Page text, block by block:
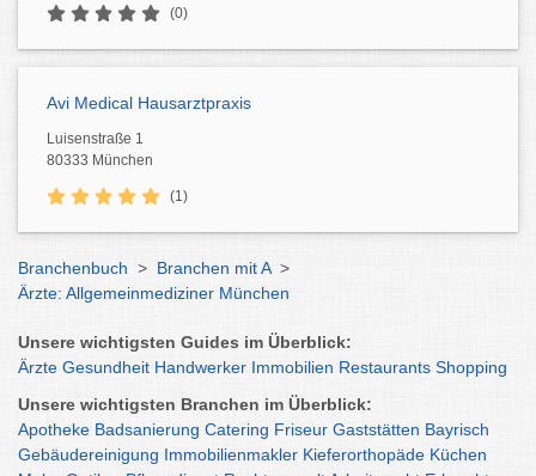
(0)
Avi Medical Hausarztpraxis
Luisenstraße 1
80333 München
(1)
Branchenbuch > Branchen mit A >
Ärzte: Allgemeinmediziner München
Unsere wichtigsten Guides im Überblick:
Ärzte Gesundheit Handwerker Immobilien Restaurants Shopping
Unsere wichtigsten Branchen im Überblick:
Apotheke Badsanierung Catering Friseur Gaststätten Bayrisch
Gebäudereinigung Immobilienmakler Kieferorthopäde Küchen